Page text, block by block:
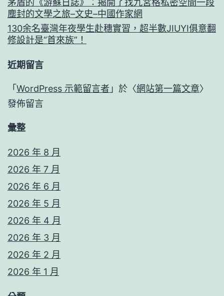
茅盾的《游蘇日誌》：揭開了找九宮格私密空間一段
塵封的文學之旅–文史–中國作家網
130余名臺灣年夜學生赴穗實習，超半數JIUYI俱意翻
修設計是“首來族”！
近期留言
「 WordPress 示範留言者 」於〈網站第一篇文章〉
發佈留言
彙整
2026 年 8 月
2026 年 7 月
2026 年 6 月
2026 年 5 月
2026 年 4 月
2026 年 3 月
2026 年 2 月
2026 年 1 月